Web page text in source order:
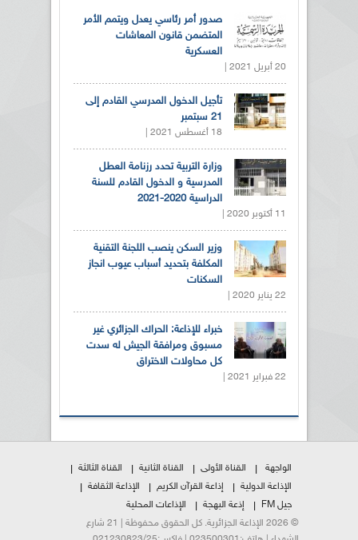
صدور أمر رئاسي يعدل ويتمم الأمر
المتضمن قانون المعاشات
العسكرية
20 أبريل 2021 |
تأجيل الدخول المدرسي القادم إلى
21 سبتمبر
18 أغسطس 2021 |
وزارة التربية تحدد رزنامة العطل
المدرسية و الدخول القادم للسنة
الدراسية 2020-2021
11 أكتوبر 2020 |
وزير السكن ينصب اللجنة التقنية
المكلفة بتحديد أسباب عيوب انجاز
السكنات
22 يناير 2020 |
خبراء للإذاعة: الحراك الجزائري غير
مسبوق ومرافقة الجيش له سدت
كل محاولات الاختراق
22 فبراير 2021 |
الواجهة القناة الأولى القناة الثانية
القناة الثالثة
الإذاعة الدولية
إذاعة القرآن الكريم
الإذاعة الثقافة
جيل FM
إذعة البهجة
الإذاعات المحلية
© 2026 الإذاعة الجزائرية. كل الحقوق محفوظة | 21 شارع